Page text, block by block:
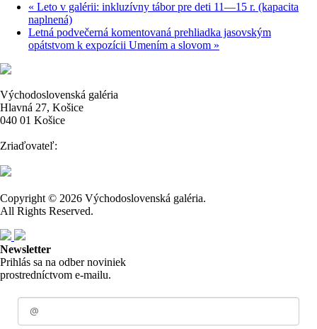
« Leto v galérii: inkluzívny tábor pre deti 11—15 r. (kapacita
naplnená)
Letná podvečerná komentovaná prehliadka jasovským
opátstvom k expozícii Umením a slovom »
Východoslovenská galéria
Hlavná 27, Košice
040 01 Košice
Zriaďovateľ:
Copyright © 2026 Východoslovenská galéria.
All Rights Reserved.
Newsletter
Prihlás sa na odber noviniek
prostredníctvom e-mailu.